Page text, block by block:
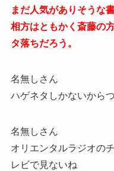
まだ人気がありそうな
相方はともかく斎藤の
タ落ちだろう。
名無しさん
ハゲネタしかないから
名無しさん
オリエンタルラジオの
レビで見ないね